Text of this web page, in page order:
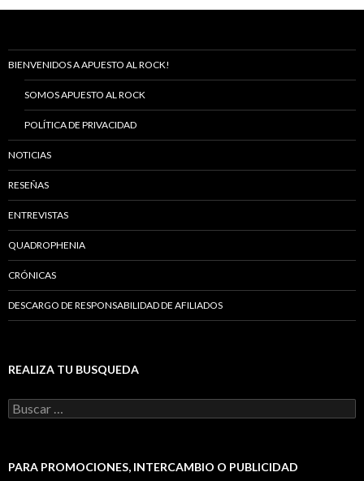
BIENVENIDOS A APUESTO AL ROCK!
SOMOS APUESTO AL ROCK
POLÍTICA DE PRIVACIDAD
NOTICIAS
RESEÑAS
ENTREVISTAS
QUADROPHENIA
CRÓNICAS
DESCARGO DE RESPONSABILIDAD DE AFILIADOS
REALIZA TU BUSQUEDA
B
u
a
PARA PROMOCIONES, INTERCAMBIO O PUBLICIDAD